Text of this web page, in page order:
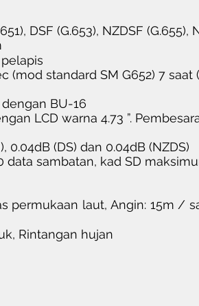
DSF (G.653), NZDSF (G.655),
(mod standard SM G652) 7 saat
BU-16
LCD warna 4.73 ”.
0.04dB (DS) dan 0.04dB (NZDS)
sambatan, kad SD
permukaan laut, Angin: 15m /
Rintangan hujan